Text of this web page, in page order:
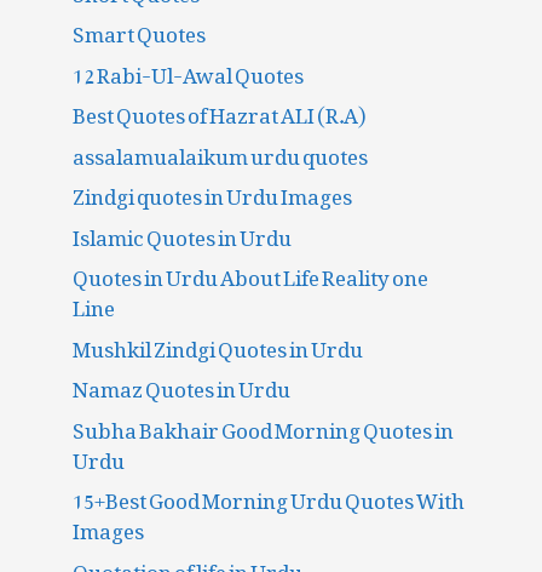
Smart Quotes
12 Rabi-Ul-Awal Quotes
Best Quotes of Hazrat ALI (R.A)
assalamualaikum urdu quotes
Zindgi quotes in Urdu Images
Islamic Quotes in Urdu
Quotes in Urdu About Life Reality one
Line
Mushkil Zindgi Quotes in Urdu
Namaz Quotes in Urdu
Subha Bakhair Good Morning Quotes in
Urdu
15+Best Good Morning Urdu Quotes With
Images